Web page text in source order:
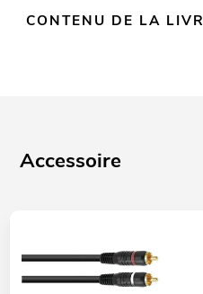
CONTENU DE LA
Accessoire